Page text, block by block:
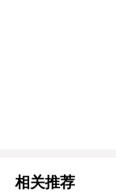
相关推荐